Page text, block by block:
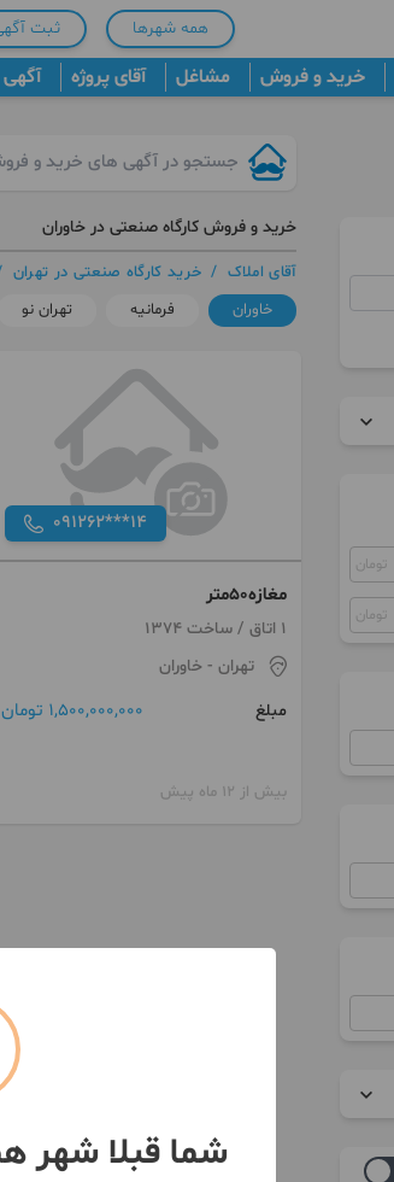
همه شهرها ثبت
خرید و فروش مشاغل آقای پروژه
تومان
تومان
خرید و فروش کارگاه صنعتی در خاوران
آقای املاک / خرید کارگاه صنعتی در تهران
خاوران
فرمانیه تهران نو
091262***14
مغازه۵۰متر
1 اتاق / ساخت 1374
تهران - خاوران
مبلغ
1,500,000,000 تومان
بیش از 12 ماه پیش
شما قبلا شهر